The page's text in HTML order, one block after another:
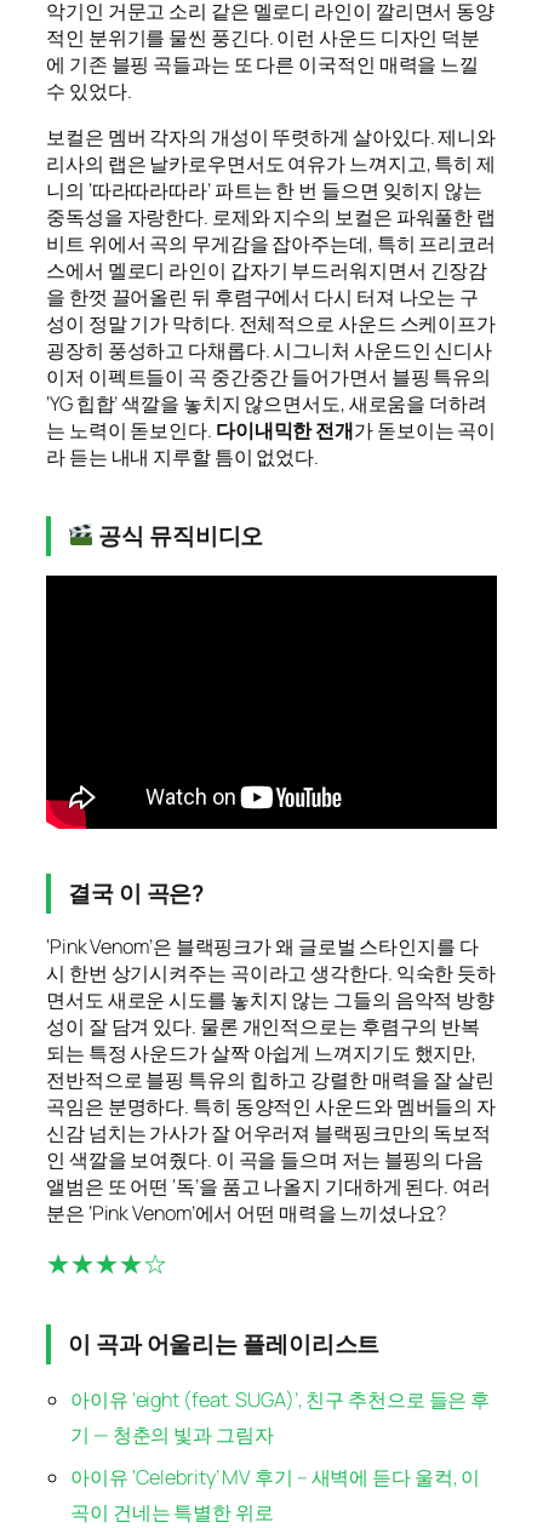
악기인 거문고 소리 같은 멜로디 라인이 깔리면서 동양
적인 분위기를 물씬 풍긴다. 이런 사운드 디자인 덕분
에 기존 블핑 곡들과는 또 다른 이국적인 매력을 느낄
수 있었다.
보컬은 멤버 각자의 개성이 뚜렷하게 살아있다. 제니와
리사의 랩은 날카로우면서도 여유가 느껴지고, 특히 제
니의 ‘따라따라따라’ 파트는 한 번 들으면 잊히지 않는
중독성을 자랑한다. 로제와 지수의 보컬은 파워풀한 랩
비트 위에서 곡의 무게감을 잡아주는데, 특히 프리코러
스에서 멜로디 라인이 갑자기 부드러워지면서 긴장감
을 한껏 끌어올린 뒤 후렴구에서 다시 터져 나오는 구
성이 정말 기가 막히다. 전체적으로 사운드 스케이프가
굉장히 풍성하고 다채롭다. 시그니처 사운드인 신디사
이저 이펙트들이 곡 중간중간 들어가면서 블핑 특유의
‘YG 힙합’ 색깔을 놓치지 않으면서도, 새로움을 더하려
는 노력이 돋보인다. 다이내믹한 전개가 돋보이는 곡이
라 듣는 내내 지루할 틈이 없었다.
공식 뮤직비디오
결국 이 곡은?
‘Pink Venom’은 블랙핑크가 왜 글로벌 스타인지를 다
시 한번 상기시켜주는 곡이라고 생각한다. 익숙한 듯하
면서도 새로운 시도를 놓치지 않는 그들의 음악적 방향
성이 잘 담겨 있다. 물론 개인적으로는 후렴구의 반복
되는 특정 사운드가 살짝 아쉽게 느껴지기도 했지만,
전반적으로 블핑 특유의 힙하고 강렬한 매력을 잘 살린
곡임은 분명하다. 특히 동양적인 사운드와 멤버들의 자
신감 넘치는 가사가 잘 어우러져 블랙핑크만의 독보적
인 색깔을 보여줬다. 이 곡을 들으며 저는 블핑의 다음
앨범은 또 어떤 ‘독’을 품고 나올지 기대하게 된다. 여러
분은 ‘Pink Venom’에서 어떤 매력을 느끼셨나요?
★★★★☆
이 곡과 어울리는 플레이리스트
아이유 ‘eight (feat. SUGA)’, 친구 추천으로 들은 후
기 — 청춘의 빛과 그림자
아이유 ‘Celebrity’ MV 후기 – 새벽에 듣다 울컥, 이
곡이 건네는 특별한 위로